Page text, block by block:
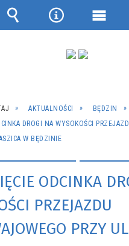
AKTUALNOŚCI
BĘDZIN
DROGI NA WYSOKOŚCI
W BĘDZINIE
ODCINKA
PRZEJAZDU
PRZY
Wyszukiwarka
NarzędziaMenu